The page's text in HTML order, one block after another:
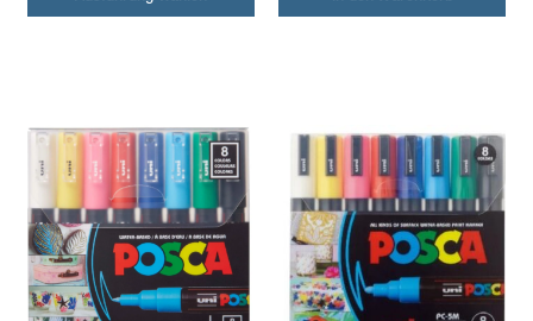
CHF
CHF